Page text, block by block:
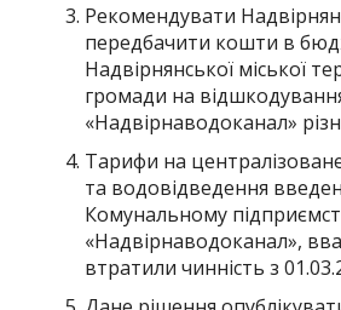
Рекомендувати
передбачити кошти в
Надвірнянської міської
громади на
«Надвірнаводоканал»
Тарифи на
та водовідведення
Комунальному
«Надвірнаводоканал»,
втратили чинність з